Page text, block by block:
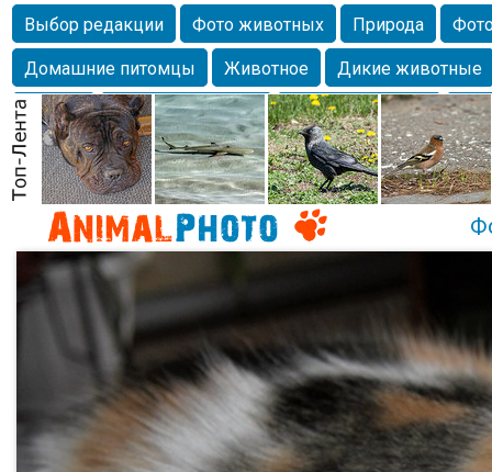
Выбор редакции Фото животных Природа
Домашние питомцы
Животное
Дикие животные
Собаки
Alexanderandronik Млекопитающие
Морда
Собачка Осень Портрет
Домашние
Насекомое
Коты Lebert Дикие птицы Утка